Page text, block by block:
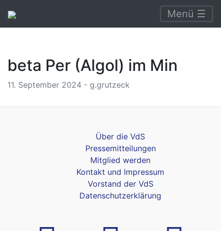
Menü ☰
beta Per (Algol) im Min
11. September 2024 - g.grutzeck
Über die VdS
Pressemitteilungen
Mitglied werden
Kontakt und Impressum
Vorstand der VdS
Datenschutzerklärung